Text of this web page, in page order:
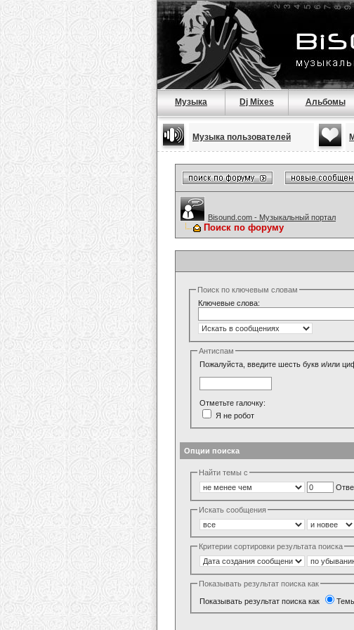
Музыка Dj Mixes Альбомы
Музыка пользователей
Bisound.com - Музыкальный портал
Поиск по форуму
Поиск по ключевым словам
Ключевые слова:
Антиспам
Пожалуйста, введите шесть букв и/или
Отметьте галочку:
Я не робот
Опции поиска
Найти темы с
Искать сообщения
Критерии сортировки результата поиска
Показывать результат поиска как
Показывать результат поиска как